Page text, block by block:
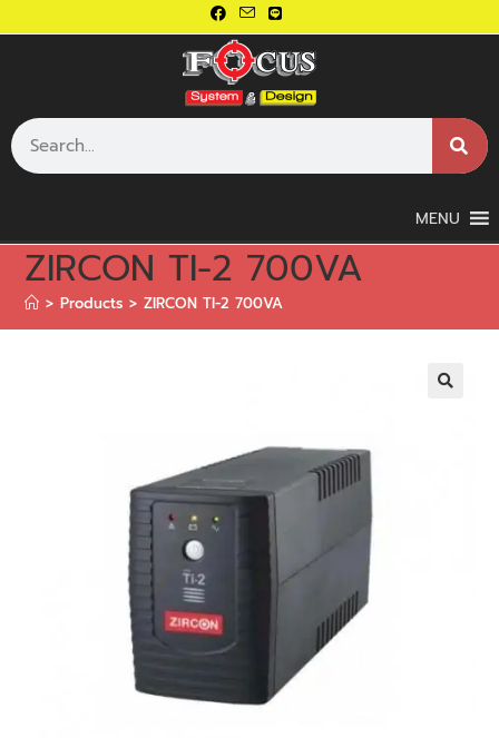
MENU
ZIRCON TI-2 700VA
> Products > ZIRCON TI-2 700VA